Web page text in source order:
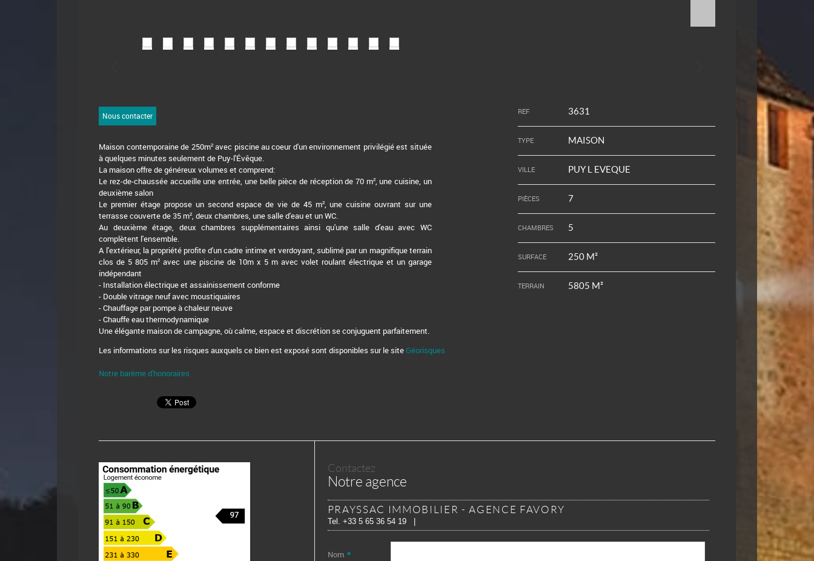
REF 3631
TYPE MAISON
VILLE PUY L EVEQUE
PIÈCES 7
CHAMBRES 5
SURFACE 250 M²
TERRAIN 5805 M²
Nous contacter
Maison contemporaine de 250m² avec piscine au coeur d'un environnement privilégié est située
à quelques minutes seulement de Puy-l'Évêque.
La maison offre de généreux volumes et comprend:
Le rez-de-chaussée accueille une entrée, une belle pièce de réception de 70 m², une cuisine, un
deuxième salon
Le premier étage propose un second espace de vie de 45 m², une cuisine ouvrant sur une
terrasse couverte de 35 m², deux chambres, une salle d'eau et un WC.
Au deuxième étage, deux chambres supplémentaires ainsi qu'une salle d'eau avec WC
complètent l'ensemble.
A l'extérieur, la propriété profite d'un cadre intime et verdoyant, sublimé par un magnifique terrain
clos de 5 805 m² avec une piscine de 10m x 5 m avec volet roulant électrique et un garage
indépendant
- Installation électrique et assainissement conforme
- Double vitrage neuf avec moustiquaires
- Chauffage par pompe à chaleur neuve
- Chauffe eau thermodynamique
Une élégante maison de campagne, où calme, espace et discrétion se conjuguent parfaitement.
Les informations sur les risques auxquels ce bien est exposé sont disponibles sur le site Géorisques
Notre barème d'honoraires
Contactez
Notre agence
PRAYSSAC IMMOBILIER - AGENCE FAVORY
Tel. +33 5 65 36 54 19|
Nom *